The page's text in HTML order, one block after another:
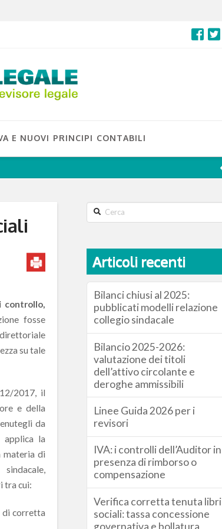
E NUOVI PRINCIPI CONTABILI
controllo,
fosse
direttoriale
su tale
2017, il
e della
da
applica la
materia di
tra cui:
corretta
Search
Articoli recenti
Bilanci chiusi al 2025:
pubblicati modelli relazione
collegio sindacale
Bilancio 2025-2026:
valutazione dei titoli
dell’attivo circolante e
deroghe ammissibili
Linee Guida 2026 per i
revisori
IVA: i controlli dell’Auditor in
presenza di rimborso o
compensazione
Verifica corretta tenuta libri
sociali: tassa concessione
governativa e bollatura